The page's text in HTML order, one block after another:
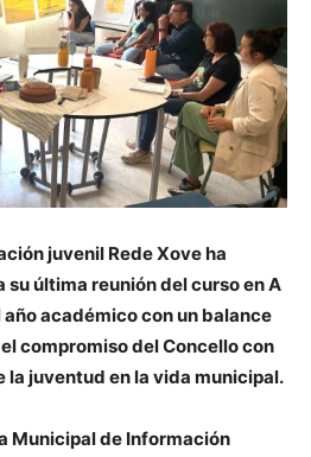
juvenil Rede Xove ha
última reunión del curso en A
académico con un balance
compromiso del Concello con
juventud en la vida municipal.
Municipal de Información